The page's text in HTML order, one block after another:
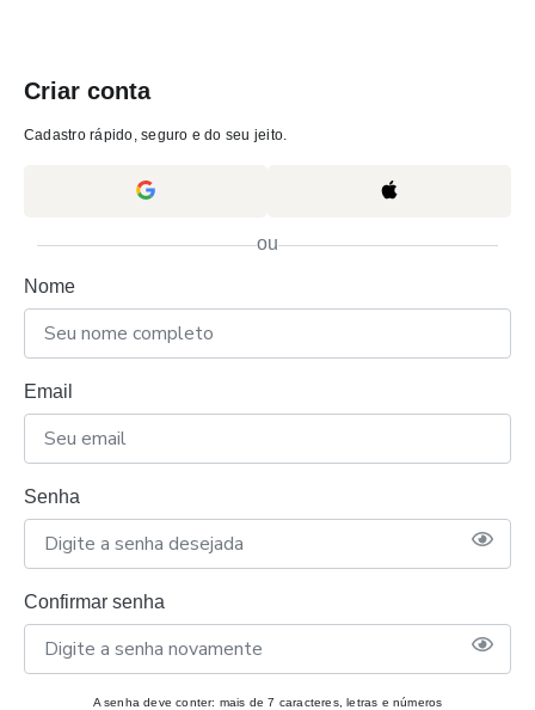
Criar conta
Cadastro rápido, seguro e do seu jeito.
ou
Nome
Email
Senha
Confirmar senha
A senha deve conter: mais de 7 caracteres, letras e números